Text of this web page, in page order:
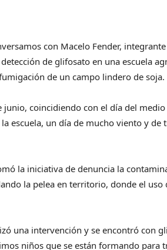
con Macelo Fender,
de glifosato en una escuela
de un campo lindero de soja.
junio, coincidiendo con el día del
escuela, un día de mucho viento y de
la iniciativa de denuncia la
la pelea en territorio, donde el
una intervención y se encontró con
niños que se están formando para